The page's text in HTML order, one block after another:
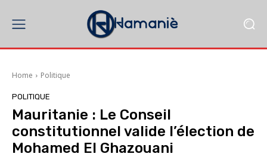
Home Politique
POLITIQUE
Mauritanie : Le Conseil
constitutionnel valide l’élection de
Mohamed El Ghazouani